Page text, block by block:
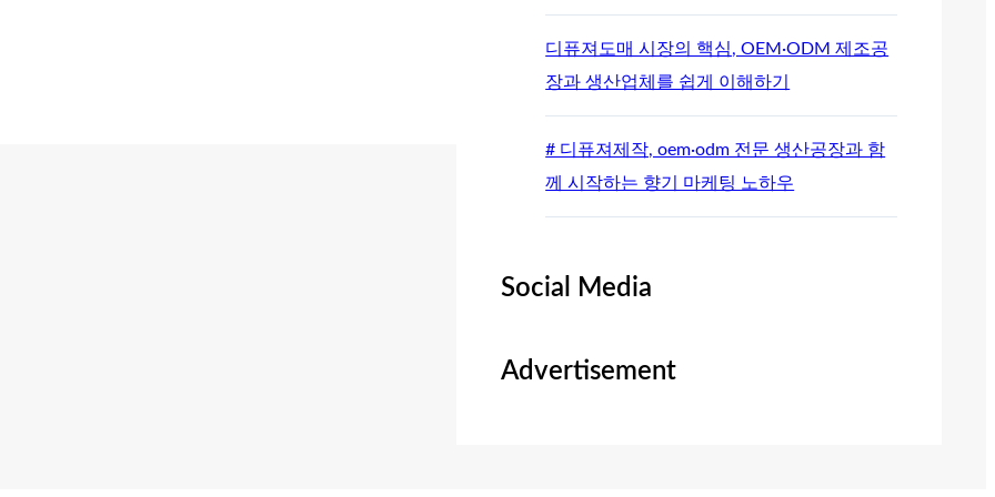
디퓨져도매 시장의 핵심, OEM·ODM 제조공
장과 생산업체를 쉽게 이해하기
# 디퓨져제작, oem·odm 전문 생산공장과 함
께 시작하는 향기 마케팅 노하우
Social Media
Advertisement